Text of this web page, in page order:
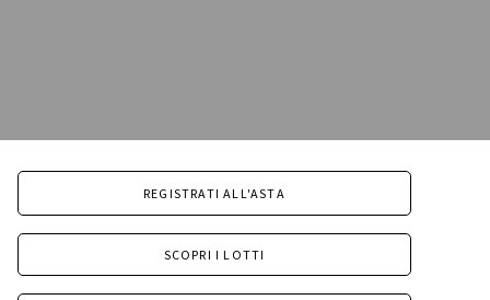
REGISTRATI ALL'ASTA
SCOPRI I LOTTI